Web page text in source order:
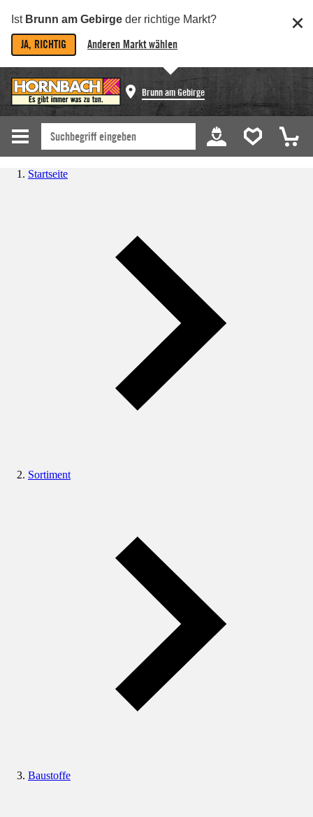
Ist Brunn am Gebirge der richtige Markt?
JA, RICHTIG Anderen Markt wählen
Brunn am Gebirge
Startseite
Sortiment
Baustoffe